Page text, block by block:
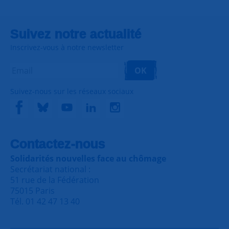
Suivez notre actualité
Inscrivez-vous à notre newsletter
OK
Suivez-nous sur les réseaux sociaux
Contactez-nous
Solidarités nouvelles face au chômage
Secrétariat national :
51 rue de la Fédération
75015 Paris
Tél. 01 42 47 13 40